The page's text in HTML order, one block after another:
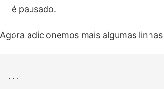
é pausado.
Agora adicionemos mais algumas
...